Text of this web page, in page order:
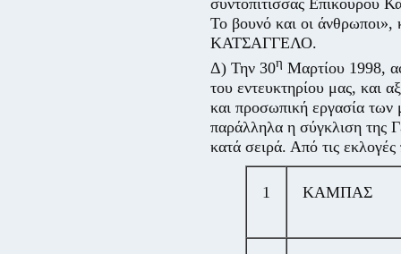
συντοπίτισσας
Το βουνό και οι
ΚΑΤΣΑΓΓΕΛΟ.
Δ) Την 30η Μαρτίου 1998,
του εντευκτηρίου μας, και
και προσωπική εργασία των
παράλληλα η σύγκλιση της
κατά σειρά. Από τις
1 ΚΑΜΠΑΣ